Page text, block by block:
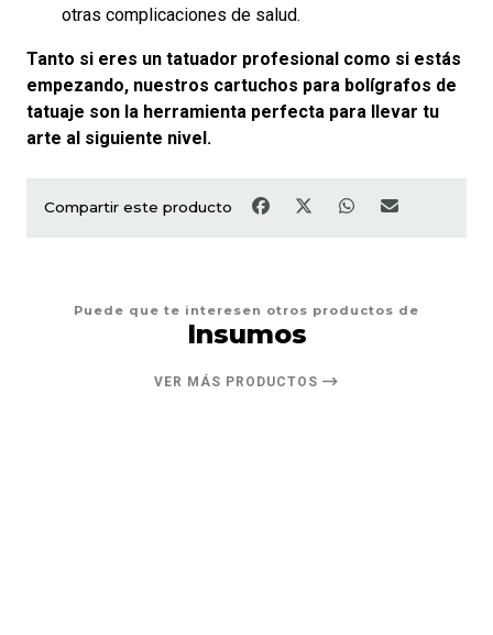
otras complicaciones de salud.
Tanto si eres un tatuador profesional como si estás
empezando, nuestros cartuchos para bolígrafos de
tatuaje son la herramienta perfecta para llevar tu
arte al siguiente nivel.
Compartir este producto
Puede que te interesen otros productos de
Insumos
VER MÁS PRODUCTOS